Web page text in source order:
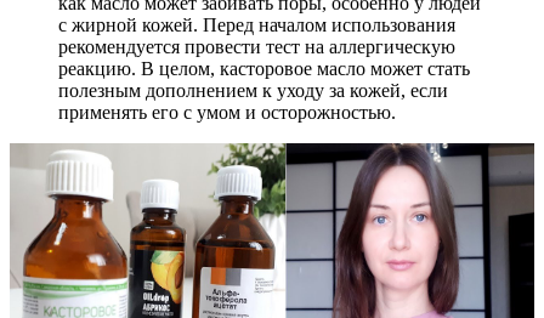
с жирной кожей. Перед началом использования
рекомендуется провести тест на аллергическую
реакцию. В целом, касторовое масло может стать
полезным дополнением к уходу за кожей, если
применять его с умом и осторожностью.